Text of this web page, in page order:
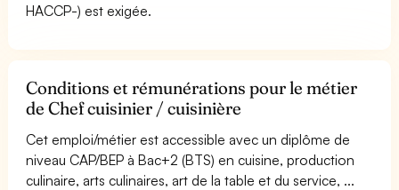
HACCP-) est exigée.
Conditions et rémunérations pour le métier
de Chef cuisinier / cuisinière
Cet emploi/métier est accessible avec un diplôme de
niveau CAP/BEP à Bac+2 (BTS) en cuisine, production
culinaire, arts culinaires, art de la table et du service, ...